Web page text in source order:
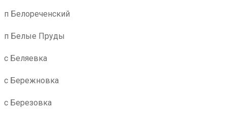
п Белореченский
п Белые Пруды
с Беляевка
с Бережновка
с Березовка